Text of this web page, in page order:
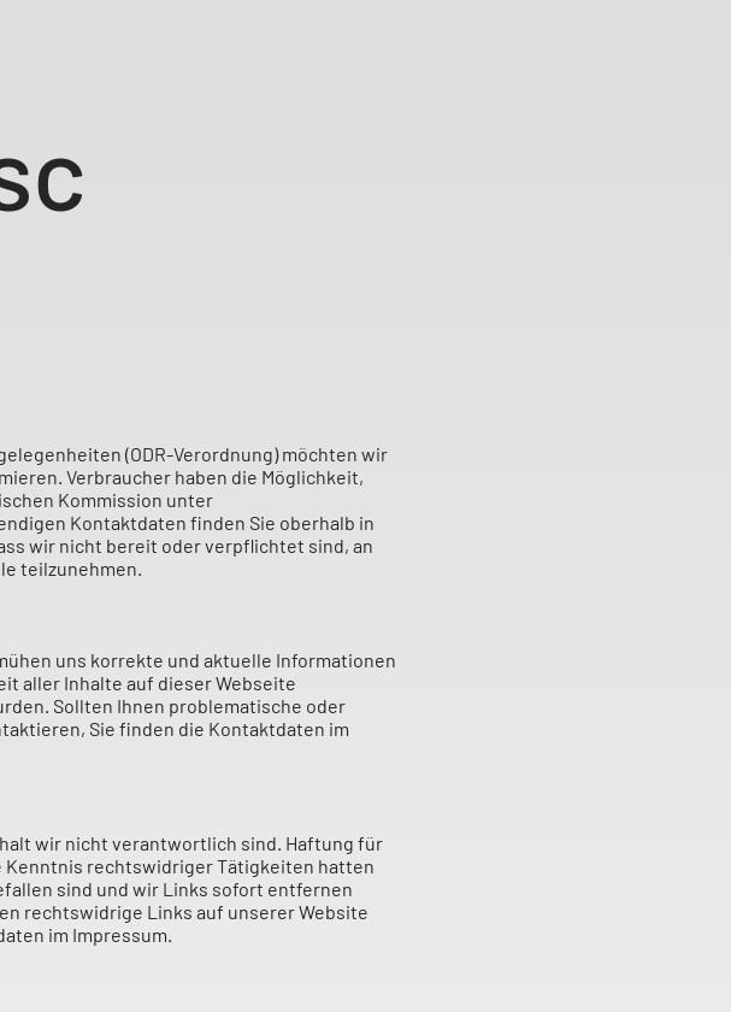
(ODR-Verordnung) möchten wir
Verbraucher haben die Möglichkeit,
Kommission unter
Kontaktdaten finden Sie oberhalb in
wir nicht bereit oder verpflichtet sind, an
teilzunehmen.
uns korrekte und aktuelle Informationen
aller Inhalte auf dieser Webseite
Sollten Ihnen problematische oder
Sie finden die Kontaktdaten im
wir nicht verantwortlich sind. Haftung für
Kenntnis rechtswidriger Tätigkeiten hatten
sind und wir Links sofort entfernen
rechtswidrige Links auf unserer Website
im Impressum.